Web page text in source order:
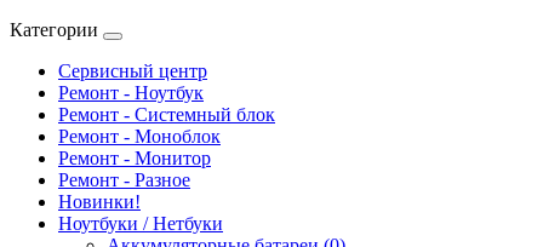
Категории
Сервисный центр
Ремонт - Ноутбук
Ремонт - Системный блок
Ремонт - Моноблок
Ремонт - Монитор
Ремонт - Разное
Новинки!
Ноутбуки / Нетбуки